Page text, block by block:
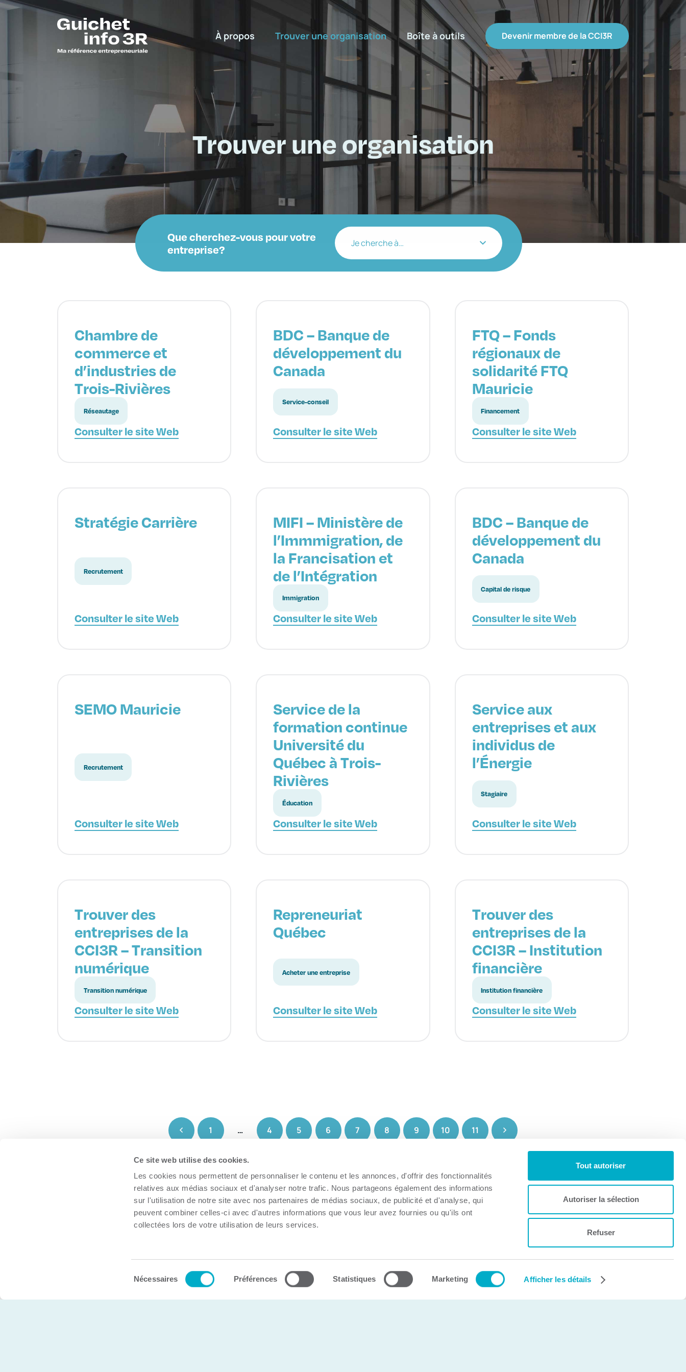
Ce site web utilise des cookies.
Les cookies nous permettent de personnaliser le contenu et les annonces, d'offrir des fonctionnalités
relatives aux médias sociaux et d'analyser notre trafic. Nous partageons également des informations
sur l'utilisation de notre site avec nos partenaires de médias sociaux, de publicité et d'analyse, qui
peuvent combiner celles-ci avec d'autres informations que vous leur avez fournies ou qu'ils ont
collectées lors de votre utilisation de leurs services.
Nécessaires Préférences Statistiques Marketing Afficher les détails
Tout autoriser
Autoriser la sélection
Refuser
À propos Trouver une organisation Boîte à outils Devenir membre de la CCI3R
Trouver une organisation
Que cherchez-vous pour votre
entreprise?
Je cherche à…
Chambre de
commerce et
d’industries de
Trois-Rivières
Réseautage
Consulter le site Web
BDC – Banque de
développement du
Canada
Service-conseil
Consulter le site Web
FTQ – Fonds
régionaux de
solidarité FTQ
Mauricie
Financement
Consulter le site Web
Stratégie Carrière
Recrutement
Consulter le site Web
MIFI – Ministère de
l’Immmigration, de
la Francisation et
de l’Intégration
Immigration
Consulter le site Web
BDC – Banque de
développement du
Canada
Capital de risque
Consulter le site Web
SEMO Mauricie
Recrutement
Consulter le site Web
Service de la
formation continue
Université du
Québec à Trois-
Rivières
Éducation
Consulter le site Web
Service aux
entreprises et aux
individus de
l’Énergie
Stagiaire
Consulter le site Web
Trouver des
entreprises de la
CCI3R – Transition
numérique
Transition numérique
Consulter le site Web
Repreneuriat
Québec
Acheter une entreprise
Consulter le site Web
Trouver des
entreprises de la
CCI3R – Institution
financière
Institution financière
Consulter le site Web
1 … 4 5 6 7 8 9 10 11
Trouver une organisation
Inscrire mon organisation
© Chambre de commerce et d’industries de Trois-Rivières |Politique de confidentialité Création et développement Web cinetic.ca